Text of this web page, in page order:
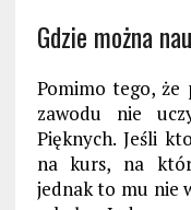
Gdzie można
Pomimo tego,
zawodu nie
Pięknych. Jeśli
na kurs, na
jednak to mu nie